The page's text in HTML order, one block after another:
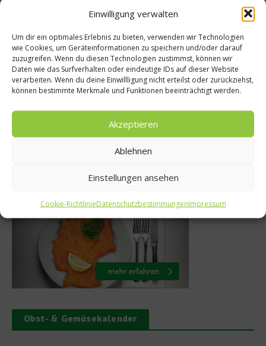
Einwilligung verwalten
Um dir ein optimales Erlebnis zu bieten, verwenden wir Technologien
wie Cookies, um Geräteinformationen zu speichern und/oder darauf
zuzugreifen. Wenn du diesen Technologien zustimmst, können wir
Daten wie das Surfverhalten oder eindeutige IDs auf dieser Website
verarbeiten. Wenn du deine Einwillligung nicht erteilst oder zurückziehst,
können bestimmte Merkmale und Funktionen beeinträchtigt werden.
Akzeptieren
Ablehnen
Einstellungen ansehen
Cookie-RichtlinieDatenschutzbestimmungenImpressum
Crenn:
darf alles!
2016
Gastro &
Disfrutar ist
Best
21. Juli
Was isst Deutschland
Obst- & Gemüsekalender